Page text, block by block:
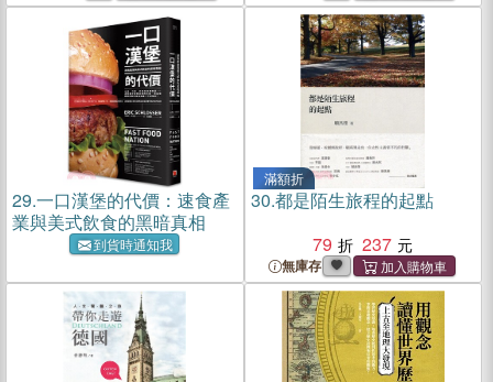
29.一口漢堡的代價：速食產
業與美式飲食的黑暗真相
到貨時通知我
滿額折
30.都是陌生旅程的起點
79
237
無庫存